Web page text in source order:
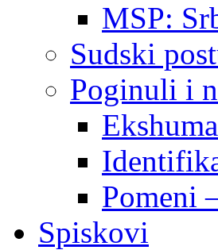
MSP:
Sudski
Poginuli i
Pomeni
Spiskovi